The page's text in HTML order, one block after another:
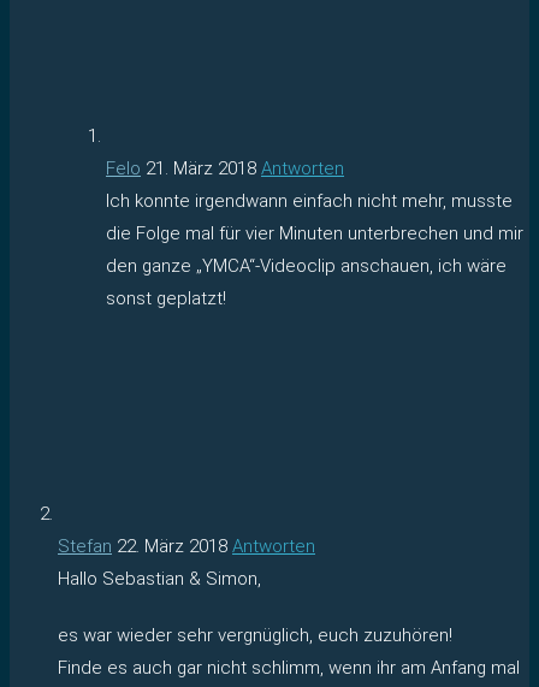
Felo 21. März 2018 Antworten
Ich konnte irgendwann einfach nicht mehr, musste
die Folge mal für vier Minuten unterbrechen und mir
den ganze „YMCA“-Videoclip anschauen, ich wäre
sonst geplatzt!
Stefan 22. März 2018 Antworten
Hallo Sebastian & Simon,
es war wieder sehr vergnüglich, euch zuzuhören!
Finde es auch gar nicht schlimm, wenn ihr am Anfang mal